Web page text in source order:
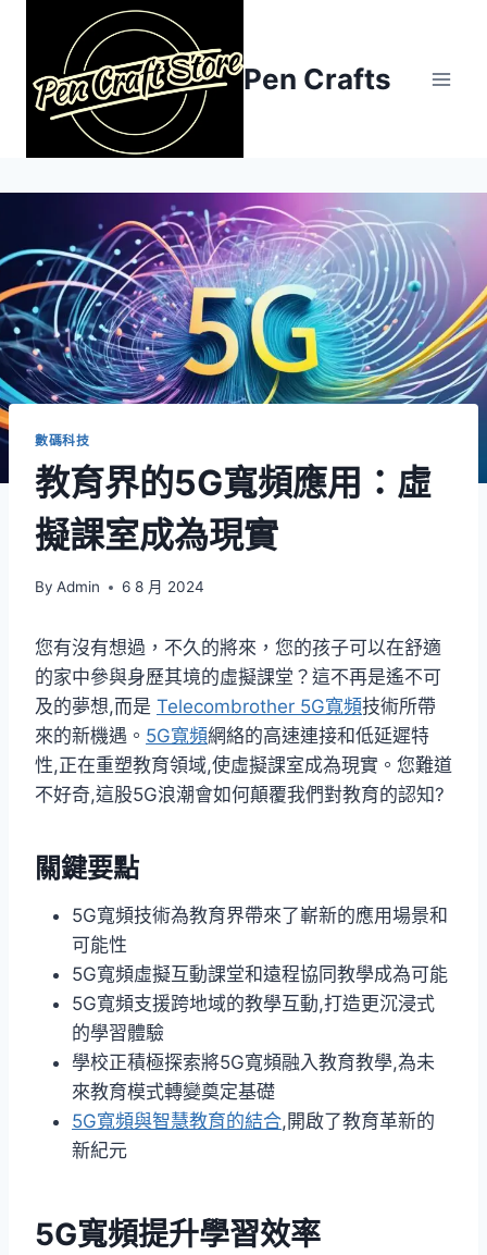
content
Pen Crafts
數碼科技
教育界的5G寬頻應用：虛
擬課室成為現實
By Admin 6 8 月 2024
您有沒有想過，不久的將來，您的孩子可以在舒適
的家中參與身歷其境的虛擬課堂？這不再是遙不可
及的夢想,而是 Telecombrother 5G寬頻技術所帶
來的新機遇。 5G寬頻網絡的高速連接和低延遲特
性,正在重塑教育領域,使虛擬課室成為現實。您難道
不好奇,這股5G浪潮會如何顛覆我們對教育的認知?
關鍵要點
5G寬頻技術為教育界帶來了嶄新的應用場景和
可能性
5G寬頻虛擬互動課堂和遠程協同教學成為可能
5G寬頻支援跨地域的教學互動,打造更沉浸式
的學習體驗
學校正積極探索將5G寬頻融入教育教學,為未
來教育模式轉變奠定基礎
5G寬頻與智慧教育的結合,開啟了教育革新的
新紀元
5G寬頻提升學習效率